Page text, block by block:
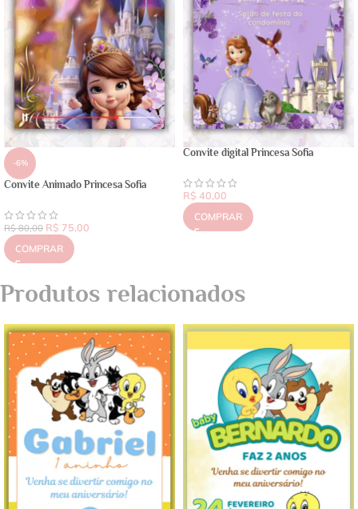
-6%
Convite Animado Princesa Sofia
R$80,00 R$ 75,00
COMPRAR
Convite digital Princesa Sofia
R$ 40,00
COMPRAR
Produtos relacionados